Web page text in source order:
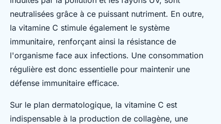
neutralisées grâce à ce puissant nutriment. En outre,
la vitamine C stimule également le système
immunitaire, renforçant ainsi la résistance de
l'organisme face aux infections. Une consommation
régulière est donc essentielle pour maintenir une
défense immunitaire efficace.
Sur le plan dermatologique, la vitamine C est
indispensable à la production de collagène, une